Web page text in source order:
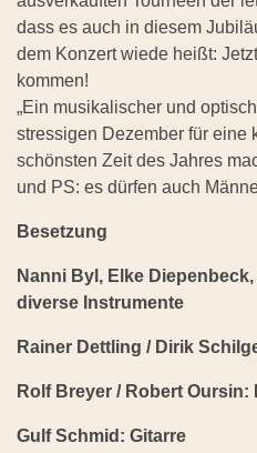
dass es auch in diesem
dem Konzert wiede heißt:
kommen!
„Ein musikalischer und
stressigen Dezember für eine
schönsten Zeit des Jahres
und PS: es dürfen auch
Besetzung
Nanni Byl, Elke
diverse Instrumente
Rainer Dettling / Dirik
Rolf Breyer / Robert Oursin:
Gulf Schmid: Gitarre